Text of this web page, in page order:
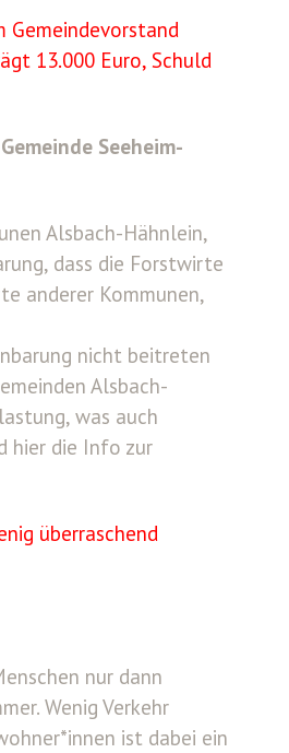
13.000 Euro, Schuld
Seeheim-
Alsbach-Hähnlein,
dass die Forstwirte
anderer Kommunen,
nicht beitreten
Alsbach-
was auch
hier die Info zur
überraschend
nur dann
Wenig Verkehr
ist dabei ein